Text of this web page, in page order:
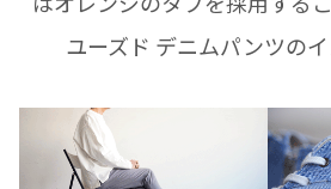
ユーズド デニムパンツの